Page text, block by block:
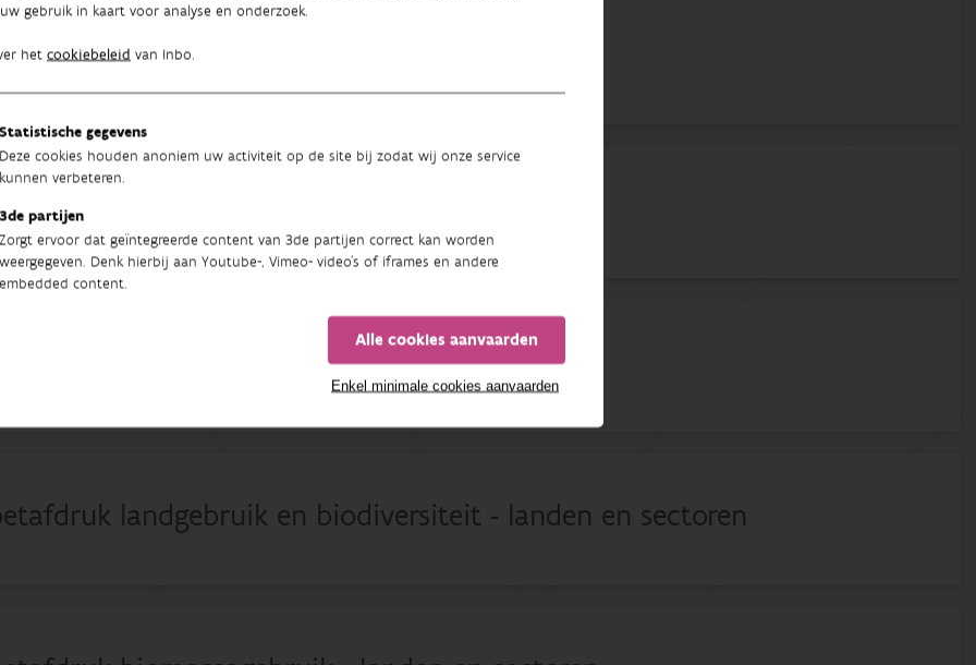
gebruik in kaart voor analyse en onderzoek.
het cookiebeleid van Inbo.
Statistische gegevens
Deze cookies houden anoniem uw activiteit op de site bij zodat wij onze service
kunnen verbeteren.
3de partijen
Zorgt ervoor dat geïntegreerde content van 3de partijen correct kan worden
weergegeven. Denk hierbij aan Youtube-, Vimeo- video's of iframes en andere
embedded content.
Alle cookies aanvaarden
Enkel minimale cookies aanvaarden
bosrand
in Natura 2000-gebied
landgebruik en biodiversiteit - landen en sectoren